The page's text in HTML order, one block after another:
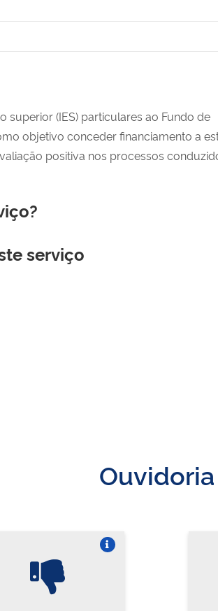
superior (IES) particulares ao Fundo de
objetivo conceder financiamento a
positiva nos processos
serviço
Ouvidoria